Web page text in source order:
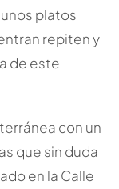
platos
repiten y
de este
con un
que sin duda
en la Calle